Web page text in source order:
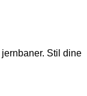
Stil dine